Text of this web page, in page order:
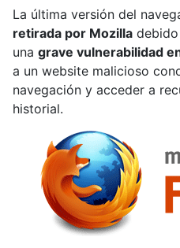
La última versión del
retirada por Mozilla
una grave vulnerabilidad
a un website malicioso
navegación y acceder a
historial.